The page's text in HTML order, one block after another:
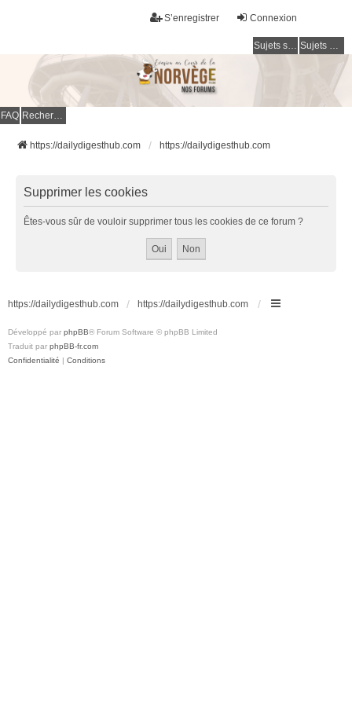
Connexion
S’enregistrer
Sujets sans réponse Sujets actifs
FAQ Rechercher
https://dailydigesthub.com https://dailydigesthub.com
Supprimer les cookies
Êtes-vous sûr de vouloir supprimer tous les cookies de ce forum ?
https://dailydigesthub.com https://dailydigesthub.com
Développé par phpBB® Forum Software © phpBB Limited
Traduit par phpBB-fr.com
Confidentialité | Conditions